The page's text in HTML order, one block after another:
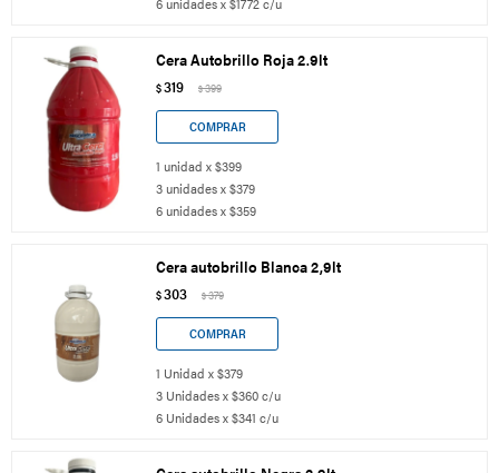
Cera Autobrillo Roja 2.9lt
$319 $399
1 unidad x $399
3 unidades x $379
6 unidades x $359
Cera autobrillo Blanca 2,9lt
$303 $379
1 Unidad x $379
3 Unidades x $360 c/u
6 Unidades x $341 c/u